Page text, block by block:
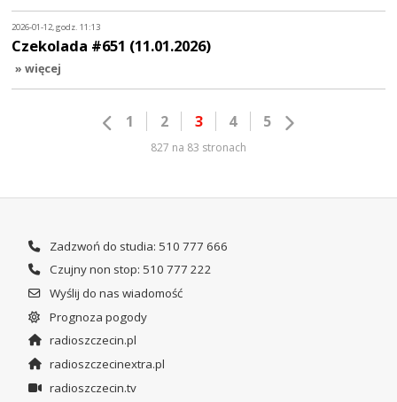
2026-01-12, godz. 11:13
Czekolada #651 (11.01.2026)
» więcej
1 2 3 4 5
827 na 83 stronach
Zadzwoń do studia: 510 777 666
Czujny non stop: 510 777 222
Wyślij do nas wiadomość
Prognoza pogody
radioszczecin.pl
radioszczecinextra.pl
radioszczecin.tv